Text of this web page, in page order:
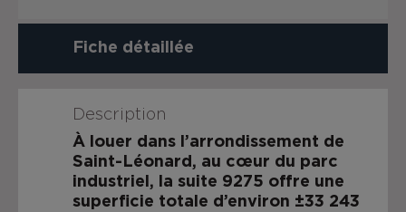
Fiche détaillée
Description
À louer dans l’arrondissement de
Saint-Léonard , au cœur du parc
industriel,
la suite 9275 offre une
superficie totale d’environ ±33 243